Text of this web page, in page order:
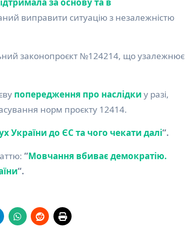
за основу та в
виправити ситуацію з незалежністю
законопроєкт №124214, що узалежнює
попередження про наслідки у разі,
норм проєкту 12414.
України до ЄС та чого чекати далі“.
“Мовчання вбиває демократію.
“.